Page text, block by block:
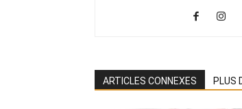
ARTICLES CONNEXES PLUS